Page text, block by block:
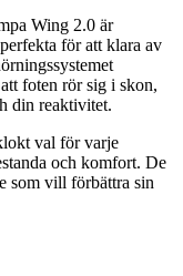
Wing 2.0 är
för att klara av
foten rör sig i skon,
din reaktivitet.
val för varje
och komfort. De
som vill förbättra sin